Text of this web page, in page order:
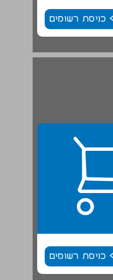
כניסת רשומים
כניסת רשומים